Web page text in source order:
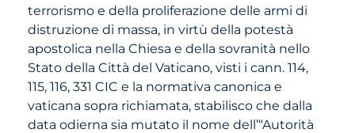
terrorismo e della proliferazione delle armi di
distruzione di massa, in virtù della potestà
apostolica nella Chiesa e della sovranità nello
Stato della Città del Vaticano, visti i cann. 114,
115, 116, 331 CIC e la normativa canonica e
vaticana sopra richiamata, stabilisco che dalla
data odierna sia mutato il nome dell’“Autorità